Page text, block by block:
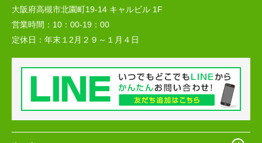
大阪府高槻市北園町19-14 キャルビル 1F
営業時間： 10：00-19：00
定休日： 年末１2月２９～１月４日